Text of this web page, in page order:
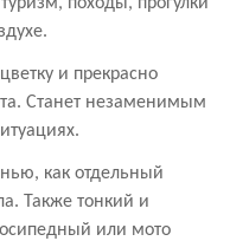
и прекрасно
Станет незаменимым
как отдельный
Также тонкий и
или мото